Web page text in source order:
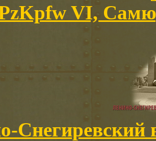
VI,
Снегиревский